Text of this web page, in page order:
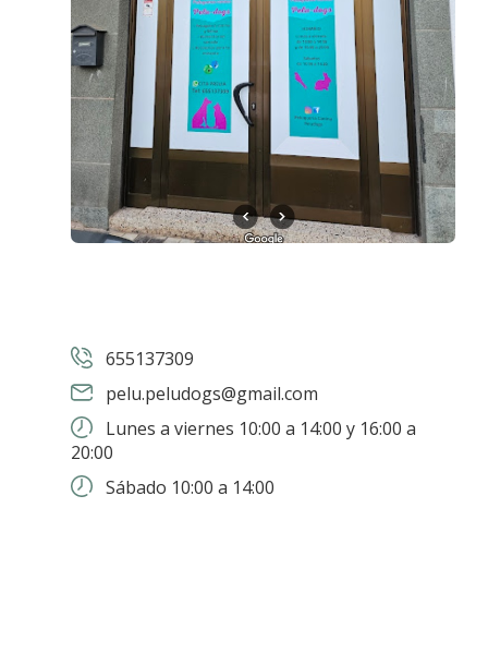
655137309
pelu.peludogs@gmail.com
Lunes a viernes 10:00 a 14:00 y 16:00 a
20:00
Sábado 10:00 a 14:00